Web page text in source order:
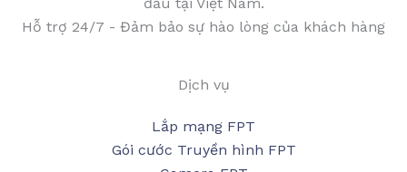
đầu tại Việt Nam.
Hỗ trợ 24/7 - Đảm bảo sự hào lòng của khách hàng
Dịch vụ
Lắp mạng FPT
Gói cước Truyền hình FPT